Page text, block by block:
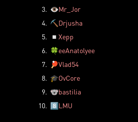
3. 👁️Mr_Jor
4. ⛏️ Drjusha
5.
◽ Xepp
6. 🍀eeAnatolyee
7.
🏓Vlad54
8. 🎓OvCore
9. 🐨bastilia
10. 8️⃣LMU